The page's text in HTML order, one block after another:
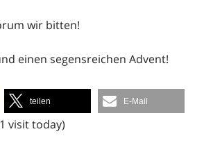
wir bitten!
einen segensreichen Advent!
teilen E-Mail
visit today)